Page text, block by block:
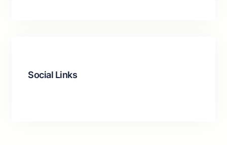
Social Links